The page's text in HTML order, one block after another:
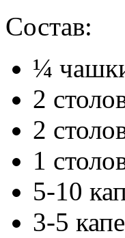
Состав:
¼
2
2
1
5-10
3-5